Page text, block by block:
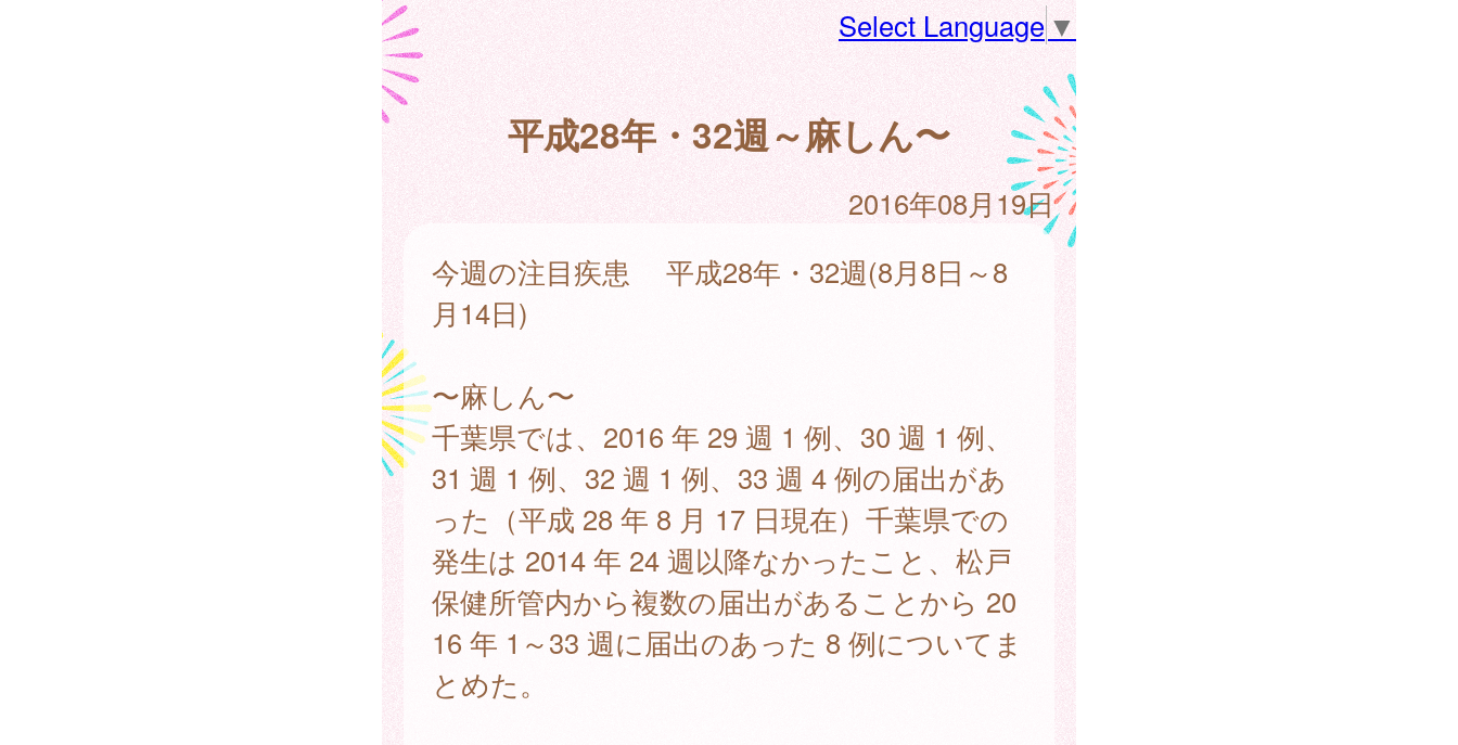
Select Language▼
平成28年・32週～麻しん〜
2016年08月19日
今週の注目疾患 平成28年・32週(8月8日～8
月14日)
〜麻しん〜
千葉県では、2016 年 29 週 1 例、30 週 1 例、
31 週 1 例、32 週 1 例、33 週 4 例の届出があ
った（平成 28 年 8 月 17 日現在）千葉県での
発生は 2014 年 24 週以降なかったこと、松戸
保健所管内から複数の届出があることから 20
16 年 1～33 週に届出のあった 8 例についてま
とめた。